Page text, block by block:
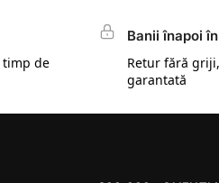
timp de
Banii înapoi
Retur fără
garantată